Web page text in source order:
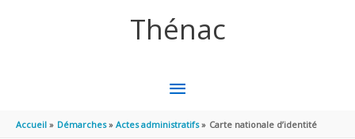
Thénac
MENU
PRINCIPAL
Accueil Démarches Actes administratifs Carte nationale d’identité